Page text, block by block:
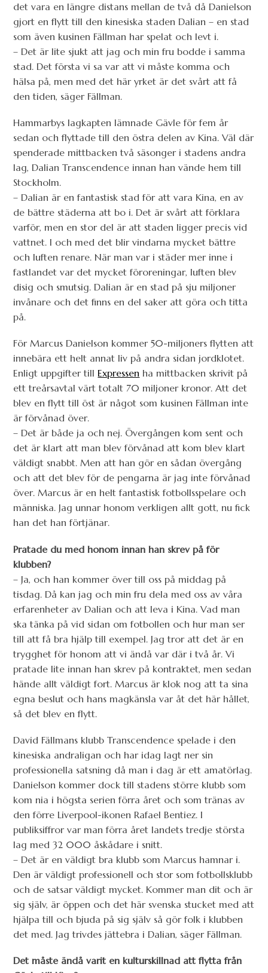
det vara en längre distans mellan de två då Danielson
gjort en flytt till den kinesiska staden Dalian – en stad
som även kusinen Fällman har spelat och levt i.
– Det är lite sjukt att jag och min fru bodde i samma
stad. Det första vi sa var att vi måste komma och
hälsa på, men med det här yrket är det svårt att få
den tiden, säger Fällman.
Hammarbys lagkapten lämnade Gävle för fem år
sedan och flyttade till den östra delen av Kina. Väl där
spenderade mittbacken två säsonger i stadens andra
lag, Dalian Transcendence innan han vände hem till
Stockholm.
– Dalian är en fantastisk stad för att vara Kina, en av
de bättre städerna att bo i. Det är svårt att förklara
varför, men en stor del är att staden ligger precis vid
vattnet. I och med det blir vindarna mycket bättre
och luften renare. När man var i städer mer inne i
fastlandet var det mycket föroreningar, luften blev
disig och smutsig. Dalian är en stad på sju miljoner
invånare och det finns en del saker att göra och titta
på.
För Marcus Danielson kommer 50-miljoners flytten att
innebära ett helt annat liv på andra sidan jordklotet.
Enligt uppgifter tillExpressen ha mittbacken skrivit på
ett treårsavtal värt totalt 70 miljoner kronor. Att det
blev en flytt till öst är något som kusinen Fällman inte
är förvånad över.
– Det är både ja och nej. Övergången kom sent och
det är klart att man blev förvånad att kom blev klart
väldigt snabbt. Men att han gör en sådan övergång
och att det blev för de pengarna är jag inte förvånad
över. Marcus är en helt fantastisk fotbollsspelare och
människa. Jag unnar honom verkligen allt gott, nu fick
han det han förtjänar.
Pratade du med honom innan han skrev på för
klubben?
– Ja, och han kommer över till oss på middag på
tisdag. Då kan jag och min fru dela med oss av våra
erfarenheter av Dalian och att leva i Kina. Vad man
ska tänka på vid sidan om fotbollen och hur man ser
till att få bra hjälp till exempel. Jag tror att det är en
trygghet för honom att vi ändå var där i två år. Vi
pratade lite innan han skrev på kontraktet, men sedan
hände allt väldigt fort. Marcus är klok nog att ta sina
egna beslut och hans magkänsla var åt det här hållet,
så det blev en flytt.
David Fällmans klubb Transcendence spelade i den
kinesiska andraligan och har idag lagt ner sin
professionella satsning då man i dag är ett amatörlag.
Danielson kommer dock till stadens större klubb som
kom nia i högsta serien förra året och som tränas av
den förre Liverpool-ikonen Rafael Bentiez. I
publiksiffror var man förra året landets tredje största
lag med 32 000 åskådare i snitt.
– Det är en väldigt bra klubb som Marcus hamnar i.
Den är väldigt professionell och stor som fotbollsklubb
och de satsar väldigt mycket. Kommer man dit och är
sig själv, är öppen och det här svenska stucket med att
hjälpa till och bjuda på sig själv så gör folk i klubben
det med. Jag trivdes jättebra i Dalian, säger Fällman.
Det måste ändå varit en kulturskillnad att flytta från